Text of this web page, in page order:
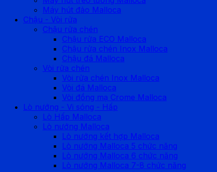
Máy hút đảo Malloca
Chậu - Vòi rửa
Chậu rửa chén
Chậu rửa ECO Malloca
Chậu rửa chén Inox Malloca
Chậu đá Malloca
Vòi rửa chén
Vòi rửa chén Inox Malloca
Vòi đá Malloca
Vòi đồng mạ Crome Malloca
Lò nướng - Vi sóng - Hấp
Lò Hấp Malloca
Lò nướng Malloca
Lò nướng kết hợp Malloca
Lò nướng Malloca 5 chức năng
Lò nướng Malloca 6 chức năng
Lò nướng Malloca 7-8 chức năng